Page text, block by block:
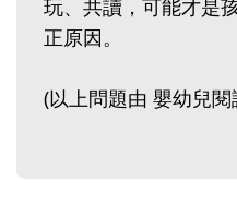
玩、共讀，可能才是
正原因。
(以上問題由 嬰幼兒